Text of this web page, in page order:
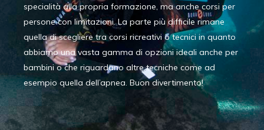
specialità alla propria formazione, ma anche corsi per
persone con limitazioni. La parte più difficile rimane
quella di scegliere tra corsi ricreativi o tecnici in quanto
abbiamo una vasta gamma di opzioni ideali anche per
bambini o che riguardano altre tecniche come ad
esempio quella dell’apnea. Buon divertimento!